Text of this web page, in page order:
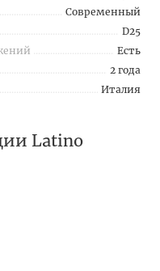
Современный
D25
Есть
2 года
Италия
Latino